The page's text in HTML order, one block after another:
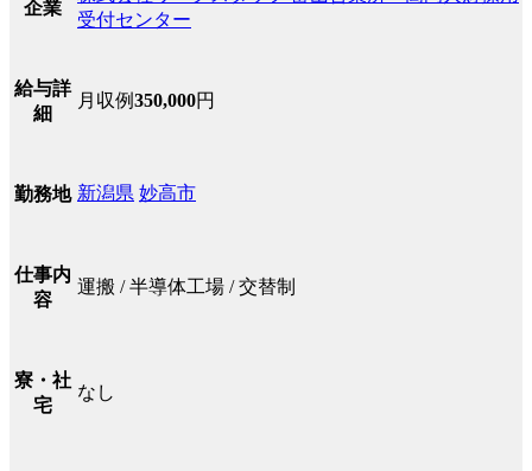
企業
受付センター
給与詳
細
月収例350,000円
勤務地 新潟県 妙高市
仕事内
容
運搬 / 半導体工場 / 交替制
寮・社
宅
なし